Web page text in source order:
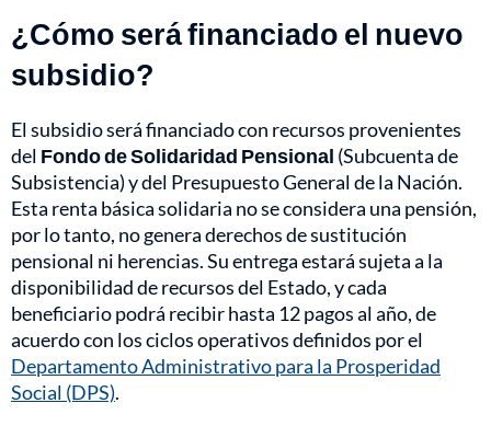
¿Cómo será financiado el nuevo
subsidio?
El subsidio será financiado con recursos provenientes
del Fondo de Solidaridad Pensional (Subcuenta de
Subsistencia) y del Presupuesto General de la Nación.
Esta renta básica solidaria no se considera una pensión,
por lo tanto, no genera derechos de sustitución
pensional ni herencias. Su entrega estará sujeta a la
disponibilidad de recursos del Estado, y cada
beneficiario podrá recibir hasta 12 pagos al año, de
acuerdo con los ciclos operativos definidos por el
Departamento Administrativo para la Prosperidad
Social (DPS).